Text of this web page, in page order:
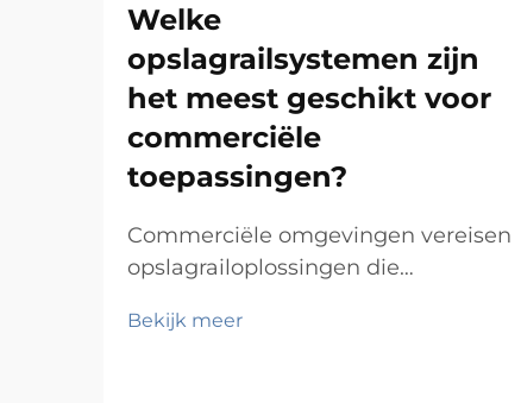
Welke
opslagrailsystemen zijn
het meest geschikt voor
commerciële
toepassingen?
Commerciële omgevingen vereisen
opslagrailoplossingen die
kosten-effectiviteit in evenwicht
Bekijk meer